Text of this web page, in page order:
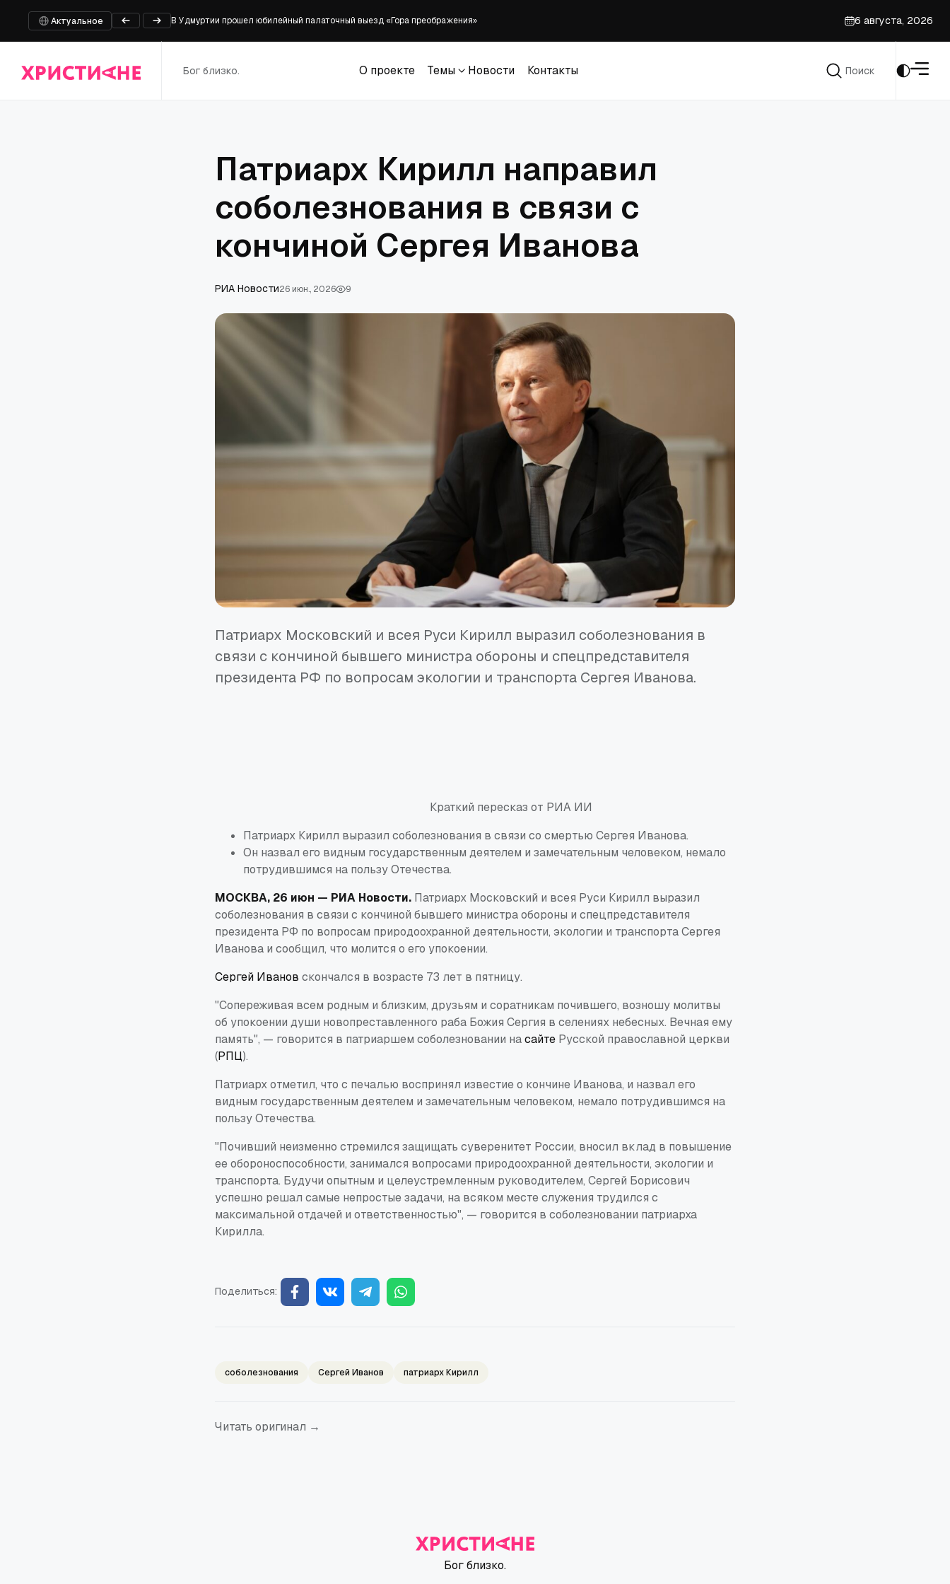
Актуальное
В Удмуртии прошел юбилейный палаточный выезд «Гора преображения»
Около тысячи молодых верующих собрал всероссийский выезд «Христианской миссии» в Подмосковье
Главный тренер «Сиэтл Сихокс» приписывает победный сезон Супербоула «Божьей милости», называя Иисуса своим «Господом и Спасителем»
6 августа, 2026
Бог близко.
О проекте
Темы
Новости
Контакты
Поиск
Патриарх Кирилл направил
соболезнования в связи с
кончиной Сергея Иванова
РИА Новости26 июн., 2026 9
Патриарх Московский и всея Руси Кирилл выразил соболезнования в
связи с кончиной бывшего министра обороны и спецпредставителя
президента РФ по вопросам экологии и транспорта Сергея Иванова.
Краткий пересказ от РИА ИИ
Патриарх Кирилл выразил соболезнования в связи со смертью Сергея Иванова.
Он назвал его видным государственным деятелем и замечательным человеком, немало
потрудившимся на пользу Отечества.
МОСКВА, 26 июн — РИА Новости. Патриарх Московский и всея Руси Кирилл выразил
соболезнования в связи с кончиной бывшего министра обороны и спецпредставителя
президента РФ по вопросам природоохранной деятельности, экологии и транспорта Сергея
Иванова и сообщил, что молится о его упокоении.
Сергей Иванов скончался в возрасте 73 лет в пятницу.
"Сопереживая всем родным и близким, друзьям и соратникам почившего, возношу молитвы
об упокоении души новопреставленного раба Божия Сергия в селениях небесных. Вечная ему
память", — говорится в патриаршем соболезновании насайте Русской православной церкви
(РПЦ).
Патриарх отметил, что с печалью воспринял известие о кончине Иванова, и назвал его
видным государственным деятелем и замечательным человеком, немало потрудившимся на
пользу Отечества.
"Почивший неизменно стремился защищать суверенитет России, вносил вклад в повышение
ее обороноспособности, занимался вопросами природоохранной деятельности, экологии и
транспорта. Будучи опытным и целеустремленным руководителем, Сергей Борисович
успешно решал самые непростые задачи, на всяком месте служения трудился с
максимальной отдачей и ответственностью", — говорится в соболезновании патриарха
Кирилла.
Поделиться:
соболезнования Сергей Иванов патриарх Кирилл
Читать оригинал →
Бог близко.